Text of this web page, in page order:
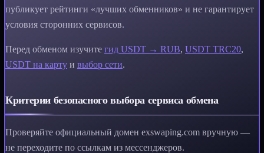
публикует рейтинги «лучших обменников» и не гарантирует
условия сторонних сервисов.
Перед обменом изучите гид USDT → RUB, USDT TRC20,
USDT на карту и выбор сети.
Критерии безопасного выбора сервиса обмена
Проверяйте официальный домен exswaping.com вручную —
не переходите по ссылкам из мессенджеров.